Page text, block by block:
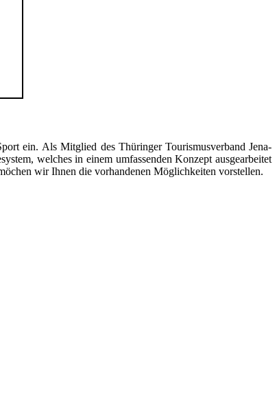
ein. Als Mitglied des Thüringer Tourismusverband Jena-
welches in einem umfassenden Konzept ausgearbeitet
wir Ihnen die vorhandenen Möglichkeiten vorstellen.